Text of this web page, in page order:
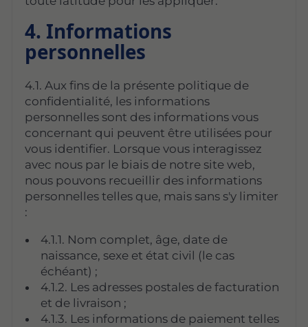
4. Informations
personnelles
4.1. Aux fins de la présente politique de
confidentialité, les informations
personnelles sont des informations vous
concernant qui peuvent être utilisées pour
vous identifier. Lorsque vous interagissez
avec nous par le biais de notre site web,
nous pouvons recueillir des informations
personnelles telles que, mais sans s'y limiter
:
4.1.1. Nom complet, âge, date de
naissance, sexe et état civil (le cas
échéant) ;
4.1.2. Les adresses postales de facturation
et de livraison ;
4.1.3. Les informations de paiement telles